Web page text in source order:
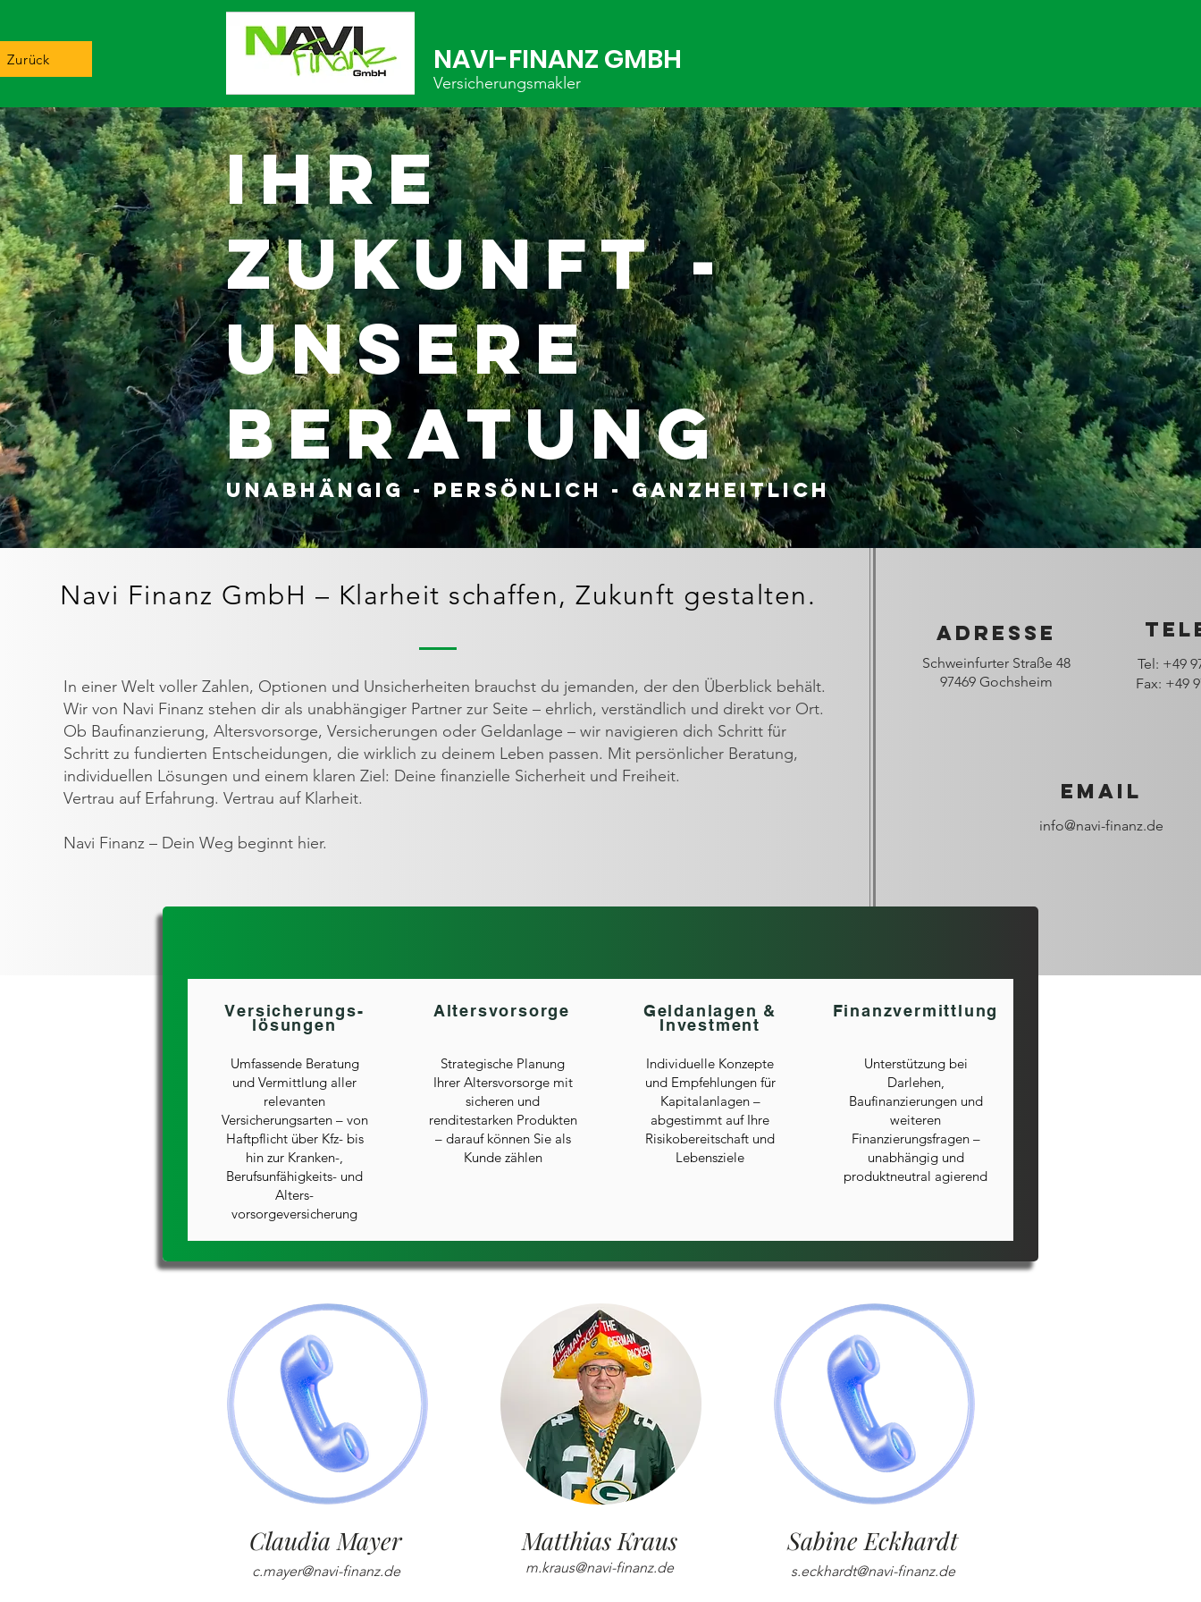
Zurück NAVI-FINANZ GMBH
Versicherungsmakler
Ihre
zukunft -
unsere
beratung
unabhängig - persönlich - ganzheitlich
Navi Finanz GmbH – Klarheit schaffen, Zukunft gestalten.
Adresse
In einer Welt voller Zahlen, Optionen und Unsicherheiten brauchst du jemanden, der den Überblick behält.
Wir von Navi Finanz stehen dir als unabhängiger Partner zur Seite – ehrlich, verständlich und direkt vor Ort.
Ob Baufinanzierung, Altersvorsorge, Versicherungen oder Geldanlage – wir navigieren dich Schritt für
Schritt zu fundierten Entscheidungen, die wirklich zu deinem Leben passen. Mit persönlicher Beratung,
individuellen Lösungen und einem klaren Ziel: Deine finanzielle Sicherheit und Freiheit.
Vertrau auf Erfahrung. Vertrau auf Klarheit.
Navi Finanz – Dein Weg beginnt hier.
Schweinfurter Straße 48
97469 Gochsheim
Tel: +49
Fax: +49
info@navi-finanz.de
Email
Versicherungs-
lösungen
Umfassende Beratung
und Vermittlung aller
relevanten
Versicherungsarten – von
Haftpflicht über Kfz- bis
hin zur Kranken-,
Berufsunfähigkeits- und
Alters-
vorsorgeversicherung
Altersvorsorge
Strategische Planung
Ihrer Altersvorsorge mit
sicheren und
renditestarken Produkten
– darauf können Sie als
Kunde zählen
Geldanlagen &
Investment
Individuelle Konzepte
und Empfehlungen für
Kapitalanlagen –
abgestimmt auf Ihre
Risikobereitschaft und
Lebensziele
Finanzvermittlung
Unterstützung bei
Darlehen,
Baufinanzierungen und
weiteren
Finanzierungsfragen –
unabhängig und
produktneutral agierend
Claudia Mayer
c.mayer@navi-finanz.de
Matthias Kraus
m.kraus@navi-finanz.de
Sabine Eckhardt
s.eckhardt@navi-finanz.de